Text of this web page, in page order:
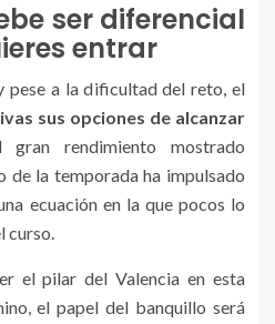
ser diferencial
entrar
pese a la dificultad del reto, el
sus opciones de alcanzar
gran rendimiento mostrado
de la temporada ha impulsado
ecuación en la que pocos lo
curso.
el pilar del Valencia en esta
el papel del banquillo será